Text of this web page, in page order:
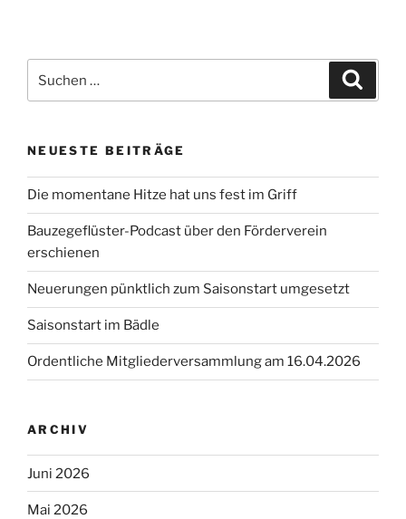
nach:
NEUESTE BEITRÄGE
Die momentane Hitze hat uns fest im Griff
Bauzegeflüster-Podcast über den Förderverein
erschienen
Neuerungen pünktlich zum Saisonstart umgesetzt
Saisonstart im Bädle
Ordentliche Mitgliederversammlung am 16.04.2026
ARCHIV
Juni 2026
Mai 2026